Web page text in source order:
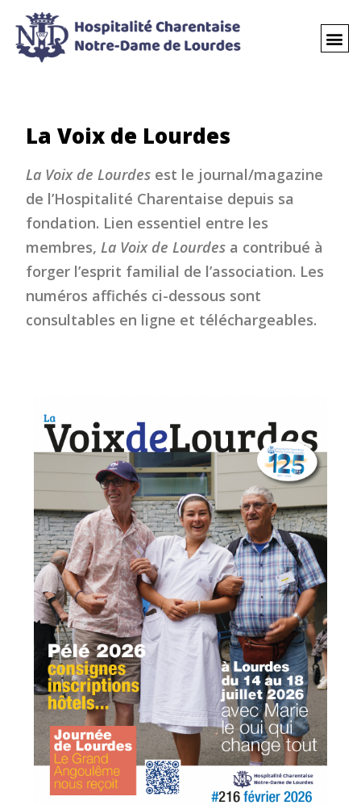
La Voix de Lourdes
La Voix de Lourdes est le journal/magazine
de l’Hospitalité Charentaise depuis sa
fondation. Lien essentiel entre les
membres,La Voix de Lourdes a contribué à
forger l’esprit familial de l’association. Les
numéros affichés ci-dessous sont
consultables en ligne et téléchargeables.